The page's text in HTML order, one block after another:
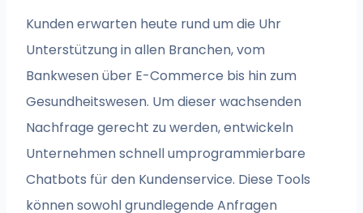
Kunden erwarten heute rund um die Uhr
Unterstützung in allen Branchen, vom
Bankwesen über E-Commerce bis hin zum
Gesundheitswesen. Um dieser wachsenden
Nachfrage gerecht zu werden, entwickeln
Unternehmen schnell umprogrammierbare
Chatbots für den Kundenservice. Diese Tools
können sowohl grundlegende Anfragen